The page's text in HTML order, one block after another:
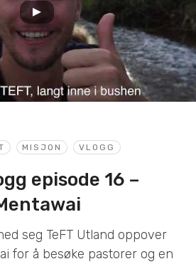
MISJON VLOGG
episode 16 –
seg TeFT Utland oppover
for å besøke pastorer og en